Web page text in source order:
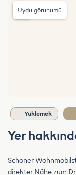
Uydu görünümü
Yüklemek
Yer
Schöner
direkter Nähe zum